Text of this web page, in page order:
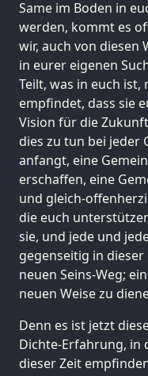
Same im Boden in
werden, kommt es
wir, auch von diesen
in eurer eigenen
Teilt, was in euch
empfindet, dass sie
Vision für die
dies zu tun bei jeder
anfangt, eine
erschaffen, eine
und gleich-
die euch
sie, und jede und
gegenseitig in
neuen Seins-Weg;
neuen Weise zu
Denn es ist jetzt
Dichte-Erfahrung, in
dieser Zeit